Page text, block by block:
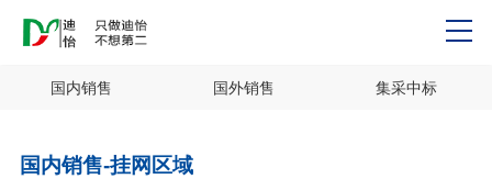
国内销售 国外销售 集采中标
国内销售-挂网区域